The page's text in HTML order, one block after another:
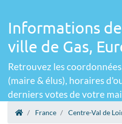
Informations
ville de Gas,
Retrouvez les
(maire & élus), horaires
derniers votes de votre
France Centre-Val de